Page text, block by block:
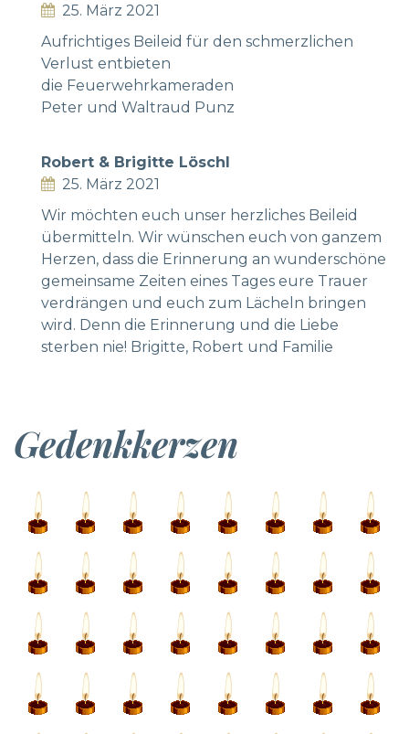
25. März 2021
Aufrichtiges Beileid für den schmerzlichen
Verlust entbieten
die Feuerwehrkameraden
Peter und Waltraud Punz
Robert & Brigitte Löschl
25. März 2021
Wir möchten euch unser herzliches Beileid
übermitteln. Wir wünschen euch von ganzem
Herzen, dass die Erinnerung an wunderschöne
gemeinsame Zeiten eines Tages eure Trauer
verdrängen und euch zum Lächeln bringen
wird. Denn die Erinnerung und die Liebe
sterben nie! Brigitte, Robert und Familie
Gedenkkerzen